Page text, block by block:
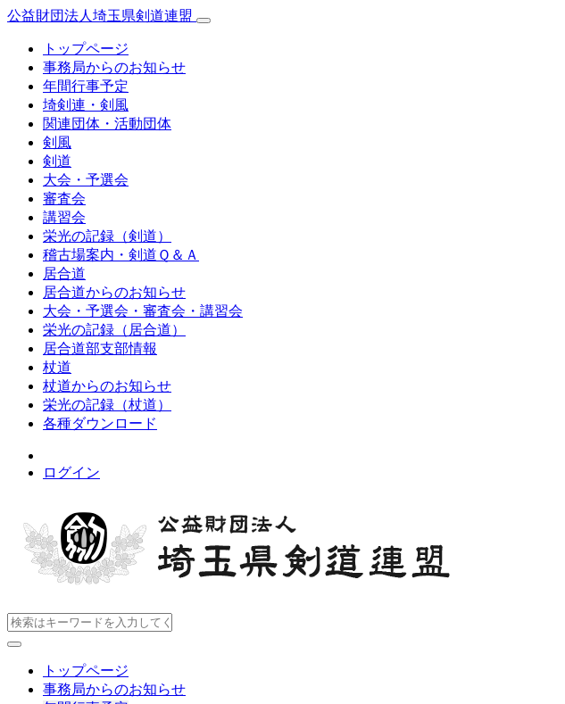
公益財団法人埼玉県剣道連盟
トップページ
事務局からのお知らせ
年間行事予定
埼剣連・剣風
関連団体・活動団体
剣風
剣道
大会・予選会
審査会
講習会
栄光の記録（剣道）
稽古場案内・剣道Ｑ＆Ａ
居合道
居合道からのお知らせ
大会・予選会・審査会・講習会
栄光の記録（居合道）
居合道部支部情報
杖道
杖道からのお知らせ
栄光の記録（杖道）
各種ダウンロード
ログイン
トップページ
事務局からのお知らせ